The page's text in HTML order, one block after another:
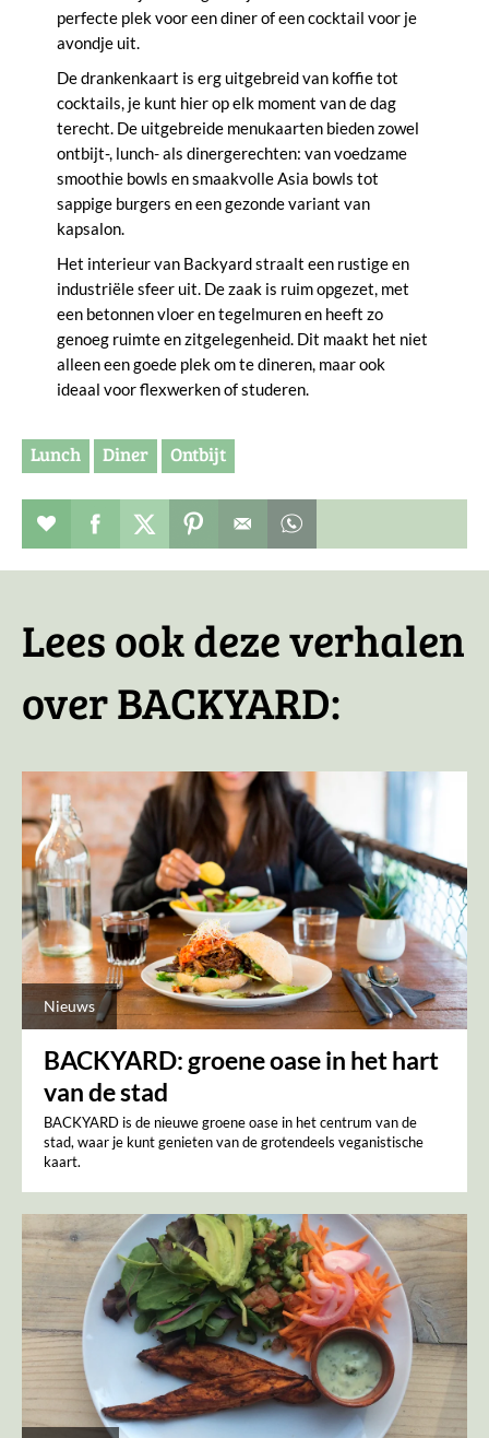
perfecte plek voor een diner of een cocktail voor je
avondje uit.
De drankenkaart is erg uitgebreid van koffie tot
cocktails, je kunt hier op elk moment van de dag
terecht. De uitgebreide menukaarten bieden zowel
ontbijt-, lunch- als dinergerechten: van voedzame
smoothie bowls en smaakvolle Asia bowls tot
sappige burgers en een gezonde variant van
kapsalon.
Het interieur van Backyard straalt een rustige en
industriële sfeer uit. De zaak is ruim opgezet, met
een betonnen vloer en tegelmuren en heeft zo
genoeg ruimte en zitgelegenheid. Dit maakt het niet
alleen een goede plek om te dineren, maar ook
ideaal voor flexwerken of studeren.
Lunch Diner Ontbijt
Restaurant toevoegen aan favorieten
Deel dit op facebook
Deel dit op twitter
Deel dit op pinterest
Lees ook deze verhalen
over BACKYARD:
Nieuws
BACKYARD: groene oase in het hart
van de stad
BACKYARD is de nieuwe groene oase in het centrum van de
stad, waar je kunt genieten van de grotendeels veganistische
kaart.